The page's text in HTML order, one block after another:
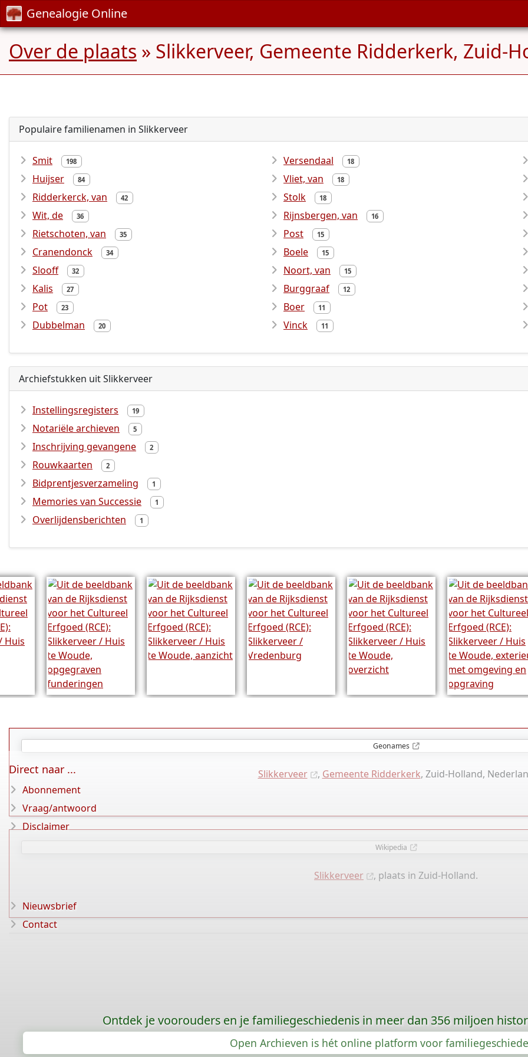
Genealogie Online
Over de plaats » Slikkerveer, Gemeente Ridderkerk, Zuid-
Populaire familienamen in Slikkerveer
Smit 198
Huijser 84
Ridderkerck, van 42
Wit, de 36
Rietschoten, van 35
Cranendonck 34
Slooff 32
Kalis 27
Pot 23
Dubbelman 20
Versendaal 18
Vliet, van 18
Stolk 18
Rijnsbergen, van 16
Post 15
Boele 15
Noort, van 15
Burggraaf 12
Boer 11
Vinck 11
Archiefstukken uit Slikkerveer
Instellingsregisters 19
Notariële archieven 5
Inschrijving gevangene 2
Rouwkaarten 2
Bidprentjesverzameling 1
Memories van Successie 1
Overlijdensberichten 1
Geonames
Slikkerveer , Gemeente Ridderkerk, Zuid-Holland,
Wikipedia
Slikkerveer , plaats in Zuid-Holland.
Direct naar ...
Abonnement
Vraag/antwoord
Disclaimer
Nieuwsbrief
Contact
Ontdek je voorouders en je familiegeschiedenis in meer dan 356 miljoen
Open Archieven is hét online platform voor